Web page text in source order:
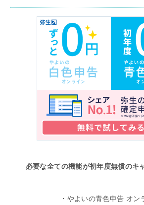
必要な全ての機能が初年度無償のキ
・やよいの青色申告 オン